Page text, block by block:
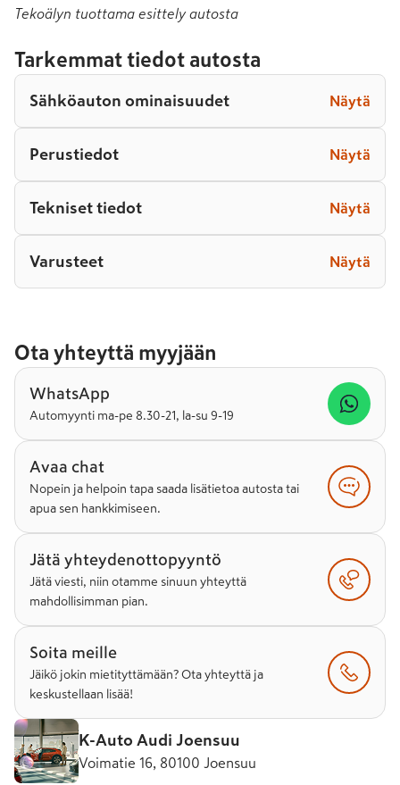
Tekoälyn tuottama esittely autosta
Tarkemmat tiedot autosta
Sähköauton ominaisuudet Näytä
Perustiedot Näytä
Tekniset tiedot Näytä
Varusteet Näytä
Ota yhteyttä myyjään
WhatsApp
Automyynti ma-pe 8.30-21, la-su 9-19
Avaa chat
Nopein ja helpoin tapa saada lisätietoa autosta tai
apua sen hankkimiseen.
Jätä yhteydenottopyyntö
Jätä viesti, niin otamme sinuun yhteyttä
mahdollisimman pian.
Soita meille
Jäikö jokin mietityttämään? Ota yhteyttä ja
keskustellaan lisää!
K-Auto Audi Joensuu
Voimatie 16, 80100 Joensuu